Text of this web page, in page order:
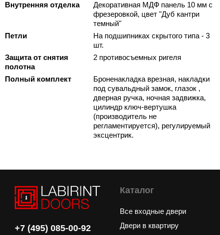
Внутренняя отделка
Декоративная МДФ панель 10 мм с
фрезеровкой, цвет "Дуб кантри
темный"
Петли
На подшипниках скрытого типа - 3
шт.
Защита от снятия
полотна
2 противосъемных ригеля
Полный комплект
Броненакладка врезная, накладки
под сувальдный замок, глазок ,
дверная ручка, ночная задвижка,
цилиндр ключ-вертушка
(производитель не
регламентируется), регулируемый
эксцентрик.
+7 (495) 085-00-92
Каталог
Все входные двери
Двери в квартиру